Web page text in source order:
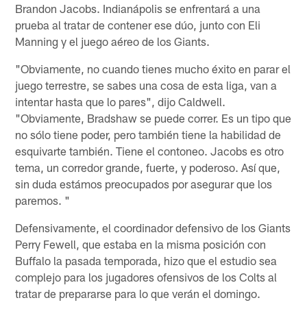
Brandon Jacobs. Indianápolis se enfrentará a una
prueba al tratar de contener ese dúo, junto con Eli
Manning y el juego aéreo de los Giants.
"Obviamente, no cuando tienes mucho éxito en parar el
juego terrestre, se sabes una cosa de esta liga, van a
intentar hasta que lo pares", dijo Caldwell.
"Obviamente, Bradshaw se puede correr. Es un tipo que
no sólo tiene poder, pero también tiene la habilidad de
esquivarte también. Tiene el contoneo. Jacobs es otro
tema, un corredor grande, fuerte, y poderoso. Así que,
sin duda estámos preocupados por asegurar que los
paremos. "
Defensivamente, el coordinador defensivo de los Giants
Perry Fewell, que estaba en la misma posición con
Buffalo la pasada temporada, hizo que el estudio sea
complejo para los jugadores ofensivos de los Colts al
tratar de prepararse para lo que verán el domingo.